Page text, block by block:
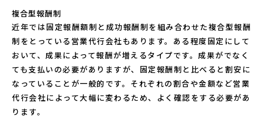
複合型報酬制
近年では固定報酬額制と成功報酬制を組み合わせた複合型報酬
制をとっている営業代行会社もあります。ある程度固定にして
おいて、成果によって報酬が増えるタイプです。成果がでなく
ても支払いの必要がありますが、固定報酬制と比べると割安に
なっていることが一般的です。それぞれの割合や金額など営業
代行会社によって大幅に変わるため、よく確認をする必要があ
ります。